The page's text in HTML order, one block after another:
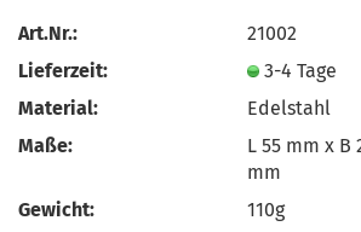
Art.Nr.:
21002
Lieferzeit:
3-4 Tage
Material:
Edelstahl
Maße:
L 55 mm x B
mm
Gewicht:
110g